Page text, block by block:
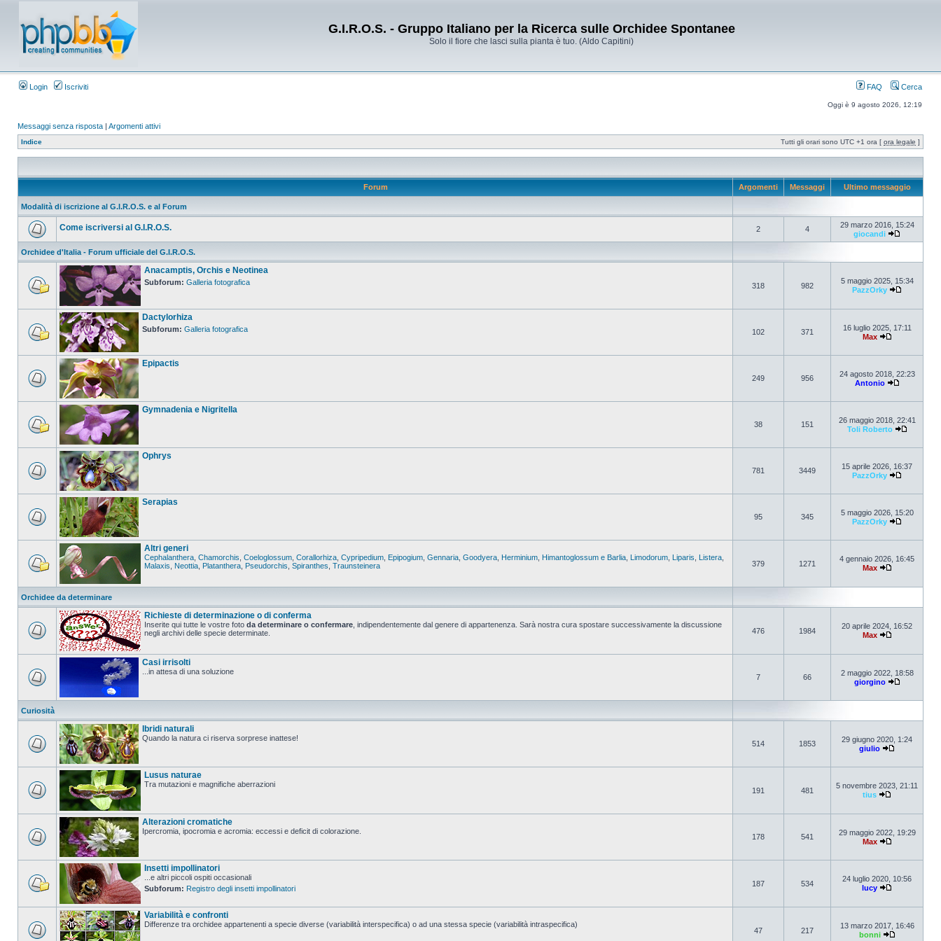
G.I.R.O.S. - Gruppo Italiano per la Ricerca sulle Orchidee Spontanee
Solo il fiore che lasci sulla pianta è tuo. (Aldo Capitini)
Login Iscriviti FAQ Cerca
Oggi è 9 agosto 2026, 12:19
Messaggi senza risposta | Argomenti attivi
Indice Tutti gli orari sono UTC +1 ora [ ora legale ]
Forum Argomenti Messaggi Ultimo messaggio
Modalità di iscrizione al G.I.R.O.S. e al Forum
Come iscriversi al G.I.R.O.S. 2 4
29 marzo 2016, 15:24
giocandi
Orchidee d'Italia - Forum ufficiale del G.I.R.O.S.
Anacamptis, Orchis e Neotinea
Subforum: Galleria fotografica 318 982
5 maggio 2025, 15:34
PazzOrky
Dactylorhiza
Subforum: Galleria fotografica 102 371
16 luglio 2025, 17:11
Max
Epipactis
249 956
24 agosto 2018, 22:23
Antonio
Gymnadenia e Nigritella
38 151
26 maggio 2018, 22:41
Toli Roberto
Ophrys
781 3449
15 aprile 2026, 16:37
PazzOrky
Serapias
95 345
5 maggio 2026, 15:20
PazzOrky
Altri generi
Cephalanthera Chamorchis Coeloglossum Corallorhiza Cypripedium Epipogium Gennaria Goodyera Herminium Himantoglossum e Barlia Limodorum Liparis Listera
Malaxis
Neottia Platanthera Pseudorchis Spiranthes Traunsteinera 379 1271
4 gennaio 2026, 16:45
Max
Orchidee da determinare
Richieste di determinazione o di conferma
Inserite qui tutte le vostre foto da determinare o confermare , indipendentemente dal genere di appartenenza. Sarà nostra cura spostare successivamente la discussione
negli archivi delle specie determinate.
476 1984
20 aprile 2024, 16:52
Max
Casi irrisolti
...in attesa di una soluzione
7 66
2 maggio 2022, 18:58
giorgino
Curiosità
Ibridi naturali
Quando la natura ci riserva sorprese inattese!
514 1853
29 giugno 2020, 1:24
giulio
Lusus naturae
Tra mutazioni e magnifiche aberrazioni
191 481
5 novembre 2023, 21:11
tius
Alterazioni cromatiche
Ipercromia, ipocromia e acromia: eccessi e deficit di colorazione.
178 541
29 maggio 2022, 19:29
Max
Insetti impollinatori
...e altri piccoli ospiti occasionali
Subforum: Registro degli insetti impollinatori
187 534
24 luglio 2020, 10:56
lucy
Variabilità e confronti
Differenze tra orchidee appartenenti a specie diverse (variabilità interspecifica) o ad una stessa specie (variabilità intraspecifica)
47 217
13 marzo 2017, 16:46
bonni